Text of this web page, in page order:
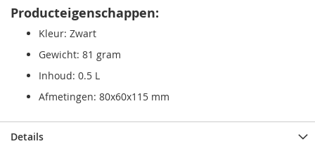
Producteigenschappen:
Kleur: Zwart
Gewicht: 81 gram
Inhoud: 0.5 L
Afmetingen: 80x60x115 mm
Details